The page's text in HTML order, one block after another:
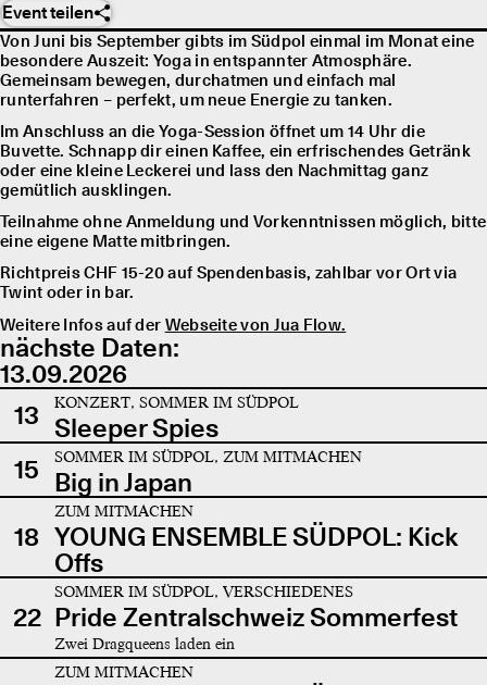
Event teilen
Von Juni bis September gibts im Südpol einmal im Monat eine
besondere Auszeit: Yoga in entspannter Atmosphäre.
Gemeinsam bewegen, durchatmen und einfach mal
runterfahren – perfekt, um neue Energie zu tanken.
Im Anschluss an die Yoga-Session öffnet um 14 Uhr die
Buvette. Schnapp dir einen Kaffee, ein erfrischendes Getränk
oder eine kleine Leckerei und lass den Nachmittag ganz
gemütlich ausklingen.
Teilnahme ohne Anmeldung und Vorkenntnissen möglich, bitte
eine eigene Matte mitbringen.
Richtpreis CHF 15-20 auf Spendenbasis, zahlbar vor Ort via
Twint oder in bar.
Weitere Infos auf der Webseite von Jua Flow.
nächste Daten:
13.09.2026
13
KONZERT, SOMMER IM SÜDPOL
Sleeper Spies
15
SOMMER IM SÜDPOL, ZUM MITMACHEN
Big in Japan
18
ZUM MITMACHEN
YOUNG ENSEMBLE SÜDPOL: Kick
Offs
22
SOMMER IM SÜDPOL, VERSCHIEDENES
Pride Zentralschweiz Sommerfest
Zwei Dragqueens laden ein
ZUM MITMACHEN